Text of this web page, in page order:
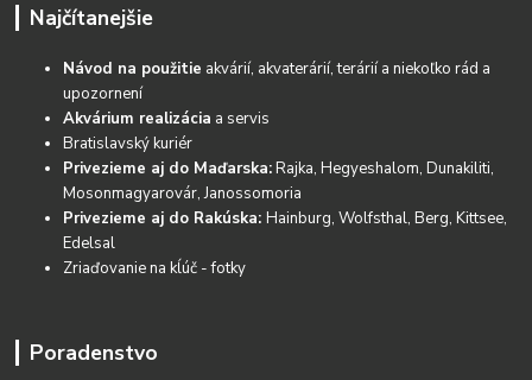
Najčítanejšie
Návod na použitie akvárií, akvaterárií, terárií a niekoľko rád a
upozornení
Akvárium realizácia a servis
Bratislavský kuriér
Privezieme aj do Maďarska:Rajka, Hegyeshalom, Dunakiliti,
Mosonmagyarovár, Janossomoria
Privezieme aj do Rakúska:Hainburg, Wolfsthal, Berg, Kittsee,
Edelsal
Zriaďovanie na kĺúč - fotky
Poradenstvo